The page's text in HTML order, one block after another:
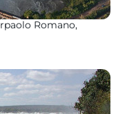
Romano,